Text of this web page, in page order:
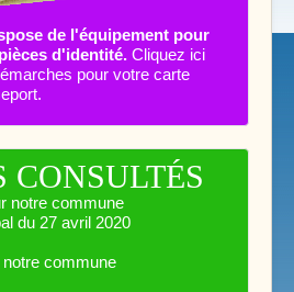
de l'équipement pour
d'identité. Cliquez ici
pour votre carte
CONSULTÉS
notre commune
du 27 avril 2020
commune